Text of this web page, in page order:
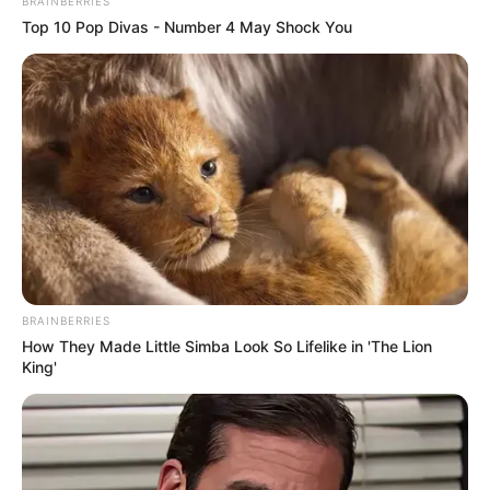
2. „Ez pedig megváltoztatná a világ
képét”Medvegyev szerint az EU-n belül kialakuló új
katonai gondolkodás nem csupán intézményi
átalakulást jelentene, hanem az egész nemzetközi
erőviszonyokat is átformálhatná.„Ez pedig
megváltoztatná a világ képét”– írta a Telegram-
Top 10 Pop Divas - Number 4 May Shock You
BRAINBERRIES
How They Made Little Simba Look So Lifelike in 'The Lion
King'